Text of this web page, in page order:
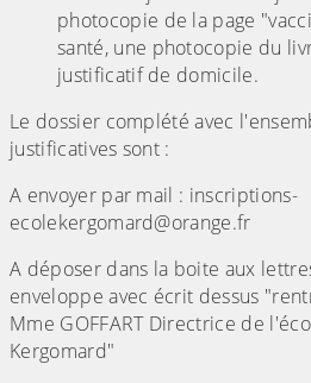
photocopie de la page
santé, une photocopie du
justificatif de domicile.
Le dossier complété avec
justificatives sont :
A envoyer par mail : inscriptions-
ecolekergomard@orange.fr
A déposer dans la boite aux
enveloppe avec écrit dessus
Mme GOFFART Directrice de
Kergomard"